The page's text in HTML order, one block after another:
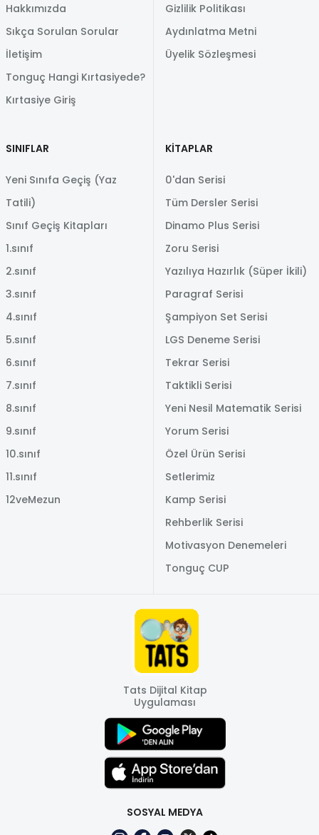
Hakkımızda
Sıkça Sorulan Sorular
İletişim
Tonguç Hangi Kırtasiyede?
Kırtasiye Giriş
Gizlilik Politikası
Aydınlatma Metni
Üyelik Sözleşmesi
SINIFLAR
Yeni Sınıfa Geçiş (Yaz
Tatili)
Sınıf Geçiş Kitapları
1.sınıf
2.sınıf
3.sınıf
4.sınıf
5.sınıf
6.sınıf
7.sınıf
8.sınıf
9.sınıf
10.sınıf
11.sınıf
12veMezun
KİTAPLAR
0'dan Serisi
Tüm Dersler Serisi
Dinamo Plus Serisi
Zoru Serisi
Yazılıya Hazırlık (Süper İkili)
Paragraf Serisi
Şampiyon Set Serisi
LGS Deneme Serisi
Tekrar Serisi
Taktikli Serisi
Yeni Nesil Matematik Serisi
Yorum Serisi
Özel Ürün Serisi
Setlerimiz
Kamp Serisi
Rehberlik Serisi
Motivasyon Denemeleri
Tonguç CUP
Tats Dijital Kitap
Uygulaması
SOSYAL MEDYA